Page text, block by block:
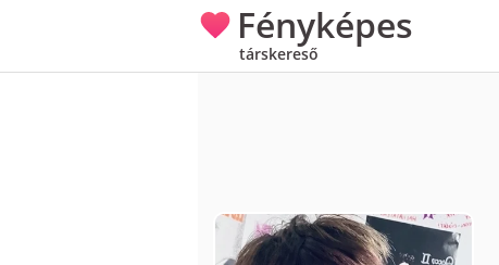
Fényképes
társkereső